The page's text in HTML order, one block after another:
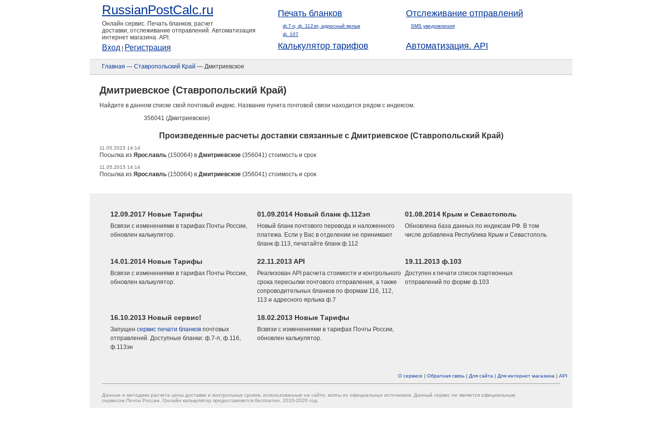
RussianPostCalc.ru
Онлайн сервис. Печать бланков, расчет
доставки, отслеживание отправлений. Автоматизация
интернет магазина. API.
Вход Регистрация
Печать бланков
ф.7-п, ф. 112эп, адресный ярлык
ф. 107
Отслеживание отправлений
SMS уведомления
Калькулятор тарифов Автоматизация. API
Главная — Ставропольский Край — Дмитриевское
Дмитриевское (Ставропольский Край)
Найдите в данном списке свой почтовый индекс. Название пункта почтовой связи находится рядом с индексом.
356041 (Дмитриевское)
Произведенные расчеты доставки связанные с Дмитриевское (Ставропольский Край)
11.05.2015 14:14
Посылка из Ярославль (150064) в Дмитриевское (356041) стоимость и срок
11.05.2015 14:14
Посылка из Ярославль (150064) в Дмитриевское (356041) стоимость и срок
12.09.2017 Новые Тарифы
Всвязи с изменениями в тарифах Почты России,
обновлен калькулятор.
01.09.2014 Новый бланк ф.112эп
Новый бланк почтового перевода и наложенного
платежа. Если у Вас в отделении не принимают
бланк ф.113, печатайте бланк ф.112
01.08.2014 Крым и Севастополь
Обновлена база данных по индексам РФ. В том
числе добавлена Республика Крым и Севастополь
14.01.2014 Новые Тарифы
Всвязи с изменениями в тарифах Почты России,
обновлен калькулятор.
22.11.2013 API
Реализован API расчета стоимости и контрольного
срока пересылки почтового отправления, а также
сопроводительных бланков по формам 116, 112,
113 и адресного ярлыка ф.7
19.11.2013 ф.103
Доступен к печати список партионных
отправлений по форме ф.103
16.10.2013 Новый сервис!
Запущен сервис печати бланков почтовых
отправлений. Доступные бланки: ф.7-п, ф.116,
ф.113эн
18.02.2013 Новые Тарифы
Всвязи с изменениями в тарифах Почты России,
обновлен калькулятор.
О сервисе | Обратная связь | Для сайта | Для интернет магазина | API
Данные и методики расчета цены доставки и контрольных сроков, использованные на сайте, взяты из официальных источников. Данный сервис не является официальным
сервисом Почты России. Онлайн калькулятор предоставляется бесплатно. 2010-2020 год.